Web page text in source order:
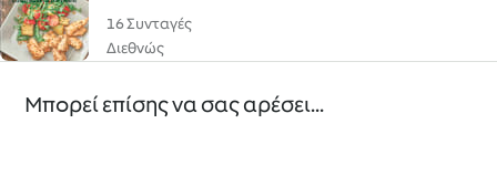
16 Συνταγές
Διεθνώς
Μπορεί επίσης να σας αρέσει...